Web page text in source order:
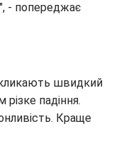
- попереджає
швидкий
різке падіння.
Краще